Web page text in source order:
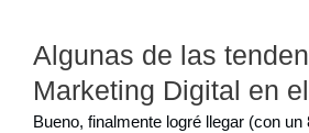
Algunas de las
Marketing Digital en
Bueno, finalmente logré llegar (con un